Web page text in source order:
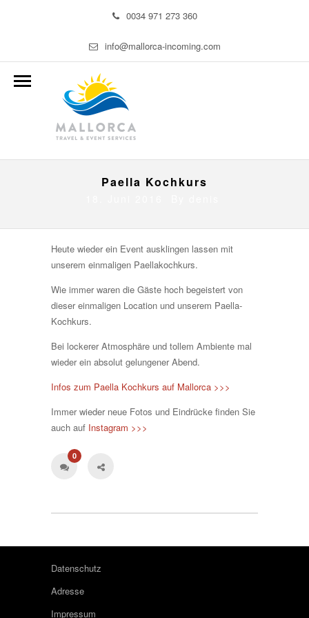
0034 971 273 360
info@mallorca-incoming.com
Paella Kochkurs
Heute wieder ein Event ausklingen lassen mit
unserem einmaligen Paellakochkurs.
Wie immer waren die Gäste hoch begeistert von
dieser einmaligen Location und unserem Paella-
Kochkurs.
Bei lockerer Atmosphäre und tollem Ambiente mal
wieder ein absolut gelungener Abend.
Infos zum Paella Kochkurs auf Mallorca >>>
Immer wieder neue Fotos und Eindrücke finden Sie
auch auf Instagram >>>
0
Datenschutz
Adresse
Impressum